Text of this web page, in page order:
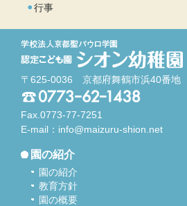
行事
〒625-0036 京都府舞鶴市浜40番地
Fax.0773-77-7251
E-mail： info@maizuru-shion.net
園の紹介
園の紹介
教育方針
園の概要